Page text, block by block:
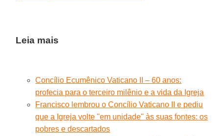
Leia mais
Concílio Ecumênico Vaticano II – 60 anos:
profecia para o terceiro milênio e a vida da Igreja
Francisco lembrou o Concílio Vaticano II e pediu
que a Igreja volte "em unidade" às ​​suas fontes: os
pobres e descartados